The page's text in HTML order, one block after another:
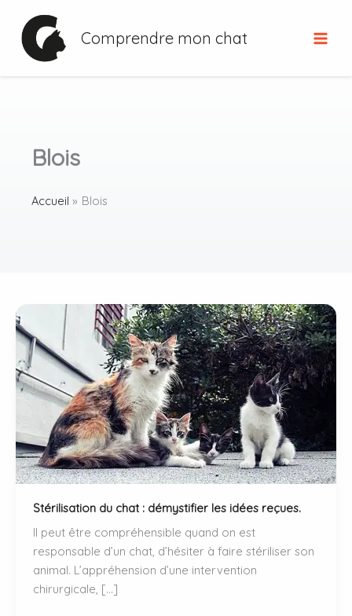
contenu
Comprendre mon chat
Blois
Accueil Blois
Stérilisation du chat : démystifier les idées reçues.
Il peut être compréhensible quand on est
responsable d’un chat, d’hésiter à faire stériliser son
animal. L’appréhension d’une intervention
chirurgicale, […]